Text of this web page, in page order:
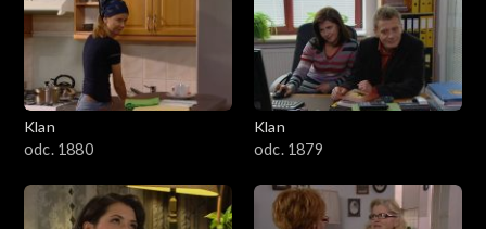
1101–1200
1001–1100
901–1000
801–900
Klan
odc. 1880
Klan
odc. 1879